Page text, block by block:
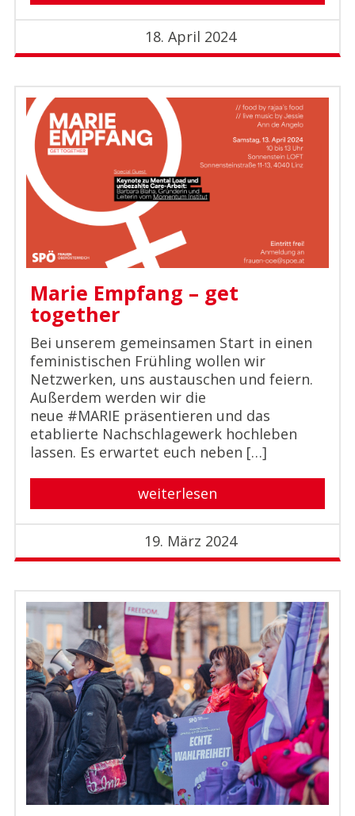
18. April 2024
Marie Empfang – get
together
Bei unserem gemeinsamen Start in einen
feministischen Frühling wollen wir
Netzwerken, uns austauschen und feiern.
Außerdem werden wir die
neue #MARIE präsentieren und das
etablierte Nachschlagewerk hochleben
lassen. Es erwartet euch neben […]
weiterlesen
19. März 2024